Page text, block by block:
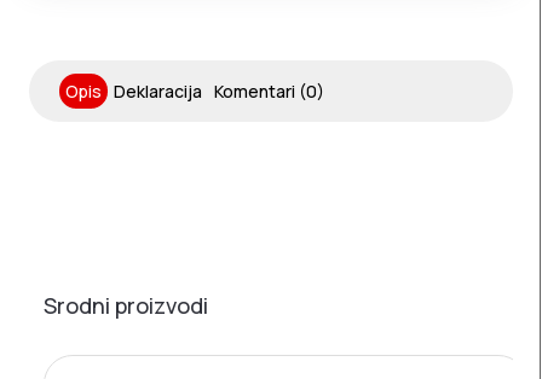
Opis Deklaracija Komentari (0)
Srodni proizvodi